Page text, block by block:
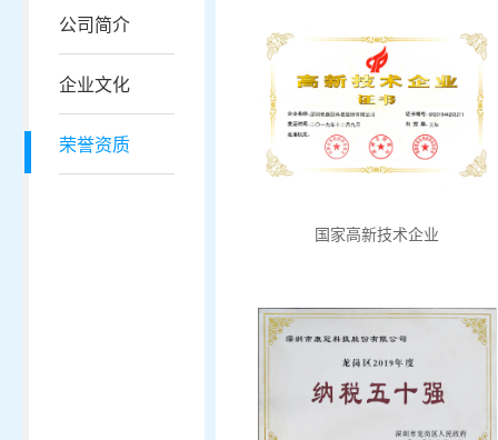
公司简介
企业文化
荣誉资质
国家高新技术企业